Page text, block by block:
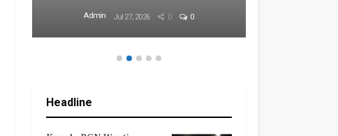
Admin Jul 27, 2026 0 0
Headline